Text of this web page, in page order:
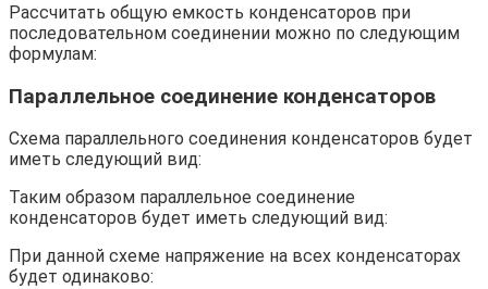
Рассчитать общую емкость конденсаторов при
последовательном соединении можно по следующим
формулам:
Параллельное соединение конденсаторов
Схема параллельного соединения конденсаторов будет
иметь следующий вид:
Таким образом параллельное соединение
конденсаторов будет иметь следующий вид:
При данной схеме напряжение на всех конденсаторах
будет одинаково: